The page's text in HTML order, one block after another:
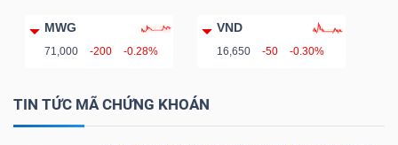
MWG
71,000 -200 -0.28%
VND
16,650 -50 -0.30%
TIN TỨC MÃ CHỨNG KHOÁN
VIETSTOCKFINANCE
VĨ